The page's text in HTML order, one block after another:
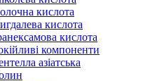
кислота
кислота
кислота
компоненти
азіатська